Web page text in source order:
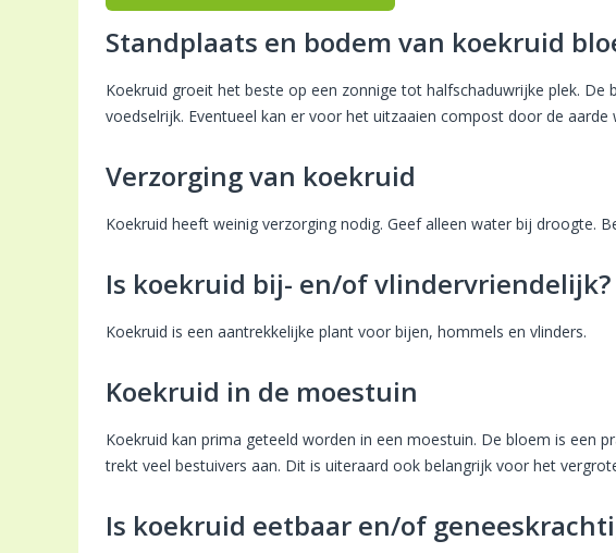
Standplaats en bodem van koekruid
Koekruid groeit het beste op een zonnige tot halfschaduwrijke plek.
voedselrijk. Eventueel kan er voor het uitzaaien compost door de aarde
Verzorging van koekruid
Koekruid heeft weinig verzorging nodig. Geef alleen water bij droogte.
Is koekruid bij- en/of vlindervriendelijk?
Koekruid is een aantrekkelijke plant voor bijen, hommels en vlinders.
Koekruid in de moestuin
Koekruid kan prima geteeld worden in een moestuin. De bloem is een
trekt veel bestuivers aan. Dit is uiteraard ook belangrijk voor het
Is koekruid eetbaar en/of